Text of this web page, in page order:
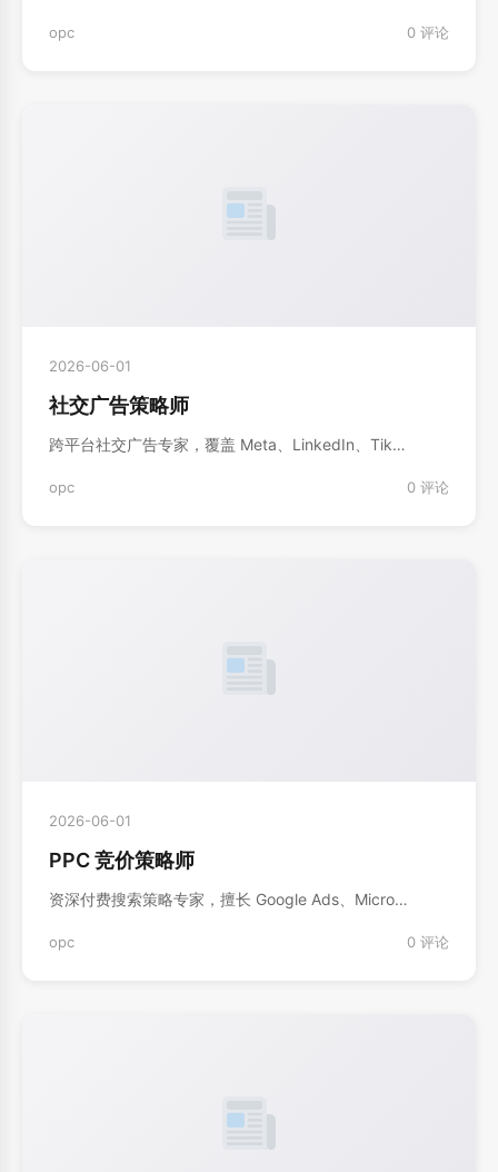
opc 0 评论
2026-06-01
社交广告策略师
跨平台社交广告专家，覆盖 Meta、LinkedIn、Tik…
opc 0 评论
2026-06-01
PPC 竞价策略师
资深付费搜索策略专家，擅长 Google Ads、Micro…
opc 0 评论